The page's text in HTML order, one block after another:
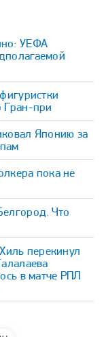
УЕФА
Гран-при
Японию за
пока не
Что
перекинул
в матче РПЛ